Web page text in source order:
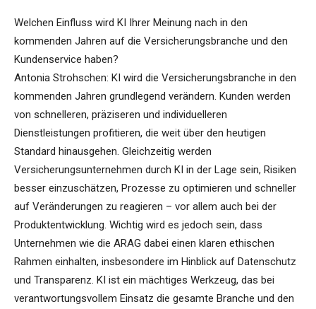
Welchen Einfluss wird KI Ihrer Meinung nach in den
kommenden Jahren auf die Versicherungsbranche und den
Kundenservice haben?
Antonia Strohschen: KI wird die Versicherungsbranche in den
kommenden Jahren grundlegend verändern. Kunden werden
von schnelleren, präziseren und individuelleren
Dienstleistungen profitieren, die weit über den heutigen
Standard hinausgehen. Gleichzeitig werden
Versicherungsunternehmen durch KI in der Lage sein, Risiken
besser einzuschätzen, Prozesse zu optimieren und schneller
auf Veränderungen zu reagieren – vor allem auch bei der
Produktentwicklung. Wichtig wird es jedoch sein, dass
Unternehmen wie die ARAG dabei einen klaren ethischen
Rahmen einhalten, insbesondere im Hinblick auf Datenschutz
und Transparenz. KI ist ein mächtiges Werkzeug, das bei
verantwortungsvollem Einsatz die gesamte Branche und den